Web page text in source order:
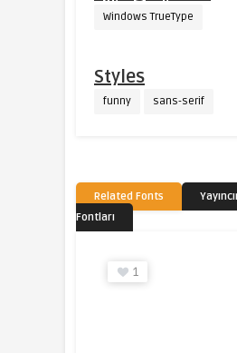
Windows TrueType
Styles
funny sans-serif
Related Fonts
Fontları
1